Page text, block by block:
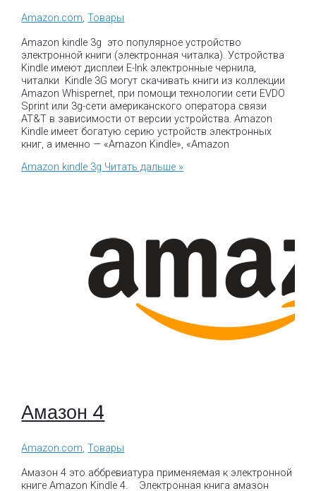
Amazon.com,Товары
Amazon kindle 3g это популярное устройство
электронной книги (электронная читалка). Устройства
Kindle имеют дисплеи E-Ink электронные чернила,
читалки Kindle 3G могут скачивать книги из коллекции
Amazon Whispernet, при помощи технологии сети EVDO
Sprint или 3g-сети американского оператора связи
AT&T в зависимости от версии устройства. Amazon
Kindle имеет богатую серию устройств электронных
книг, а именно — «Amazon Kindle», «Amazon
Amazon kindle 3g Читать дальше »
Амазон 4
Amazon.com,Товары
Амазон 4 это аббревиатура применяемая к электронной
книге Amazon Kindle 4. Электронная книга амазон